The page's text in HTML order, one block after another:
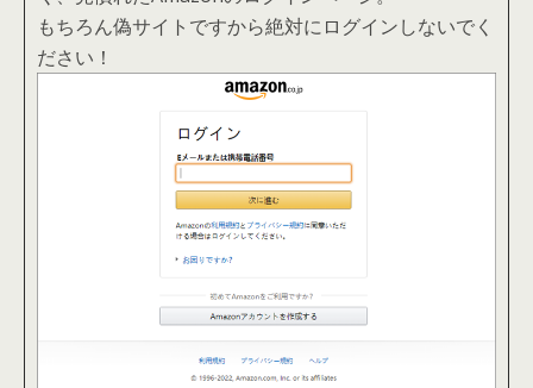
もちろん偽サイトですから絶対にログインしないでく
ださい！